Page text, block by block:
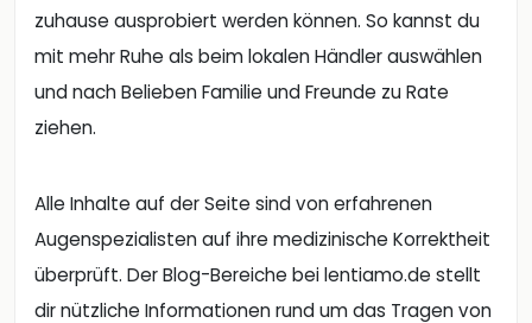
zuhause ausprobiert werden können. So kannst du
mit mehr Ruhe als beim lokalen Händler auswählen
und nach Belieben Familie und Freunde zu Rate
ziehen.
Alle Inhalte auf der Seite sind von erfahrenen
Augenspezialisten auf ihre medizinische Korrektheit
überprüft. Der Blog-Bereiche bei lentiamo.de stellt
dir nützliche Informationen rund um das Tragen von